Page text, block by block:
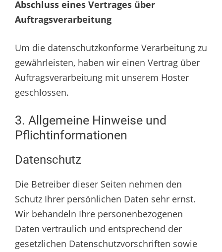
Abschluss eines Vertrages über
Auftragsverarbeitung
Um die datenschutzkonforme Verarbeitung zu
gewährleisten, haben wir einen Vertrag über
Auftragsverarbeitung mit unserem Hoster
geschlossen.
3. Allgemeine Hinweise und
Pflichtinformationen
Datenschutz
Die Betreiber dieser Seiten nehmen den
Schutz Ihrer persönlichen Daten sehr ernst.
Wir behandeln Ihre personenbezogenen
Daten vertraulich und entsprechend der
gesetzlichen Datenschutzvorschriften sowie